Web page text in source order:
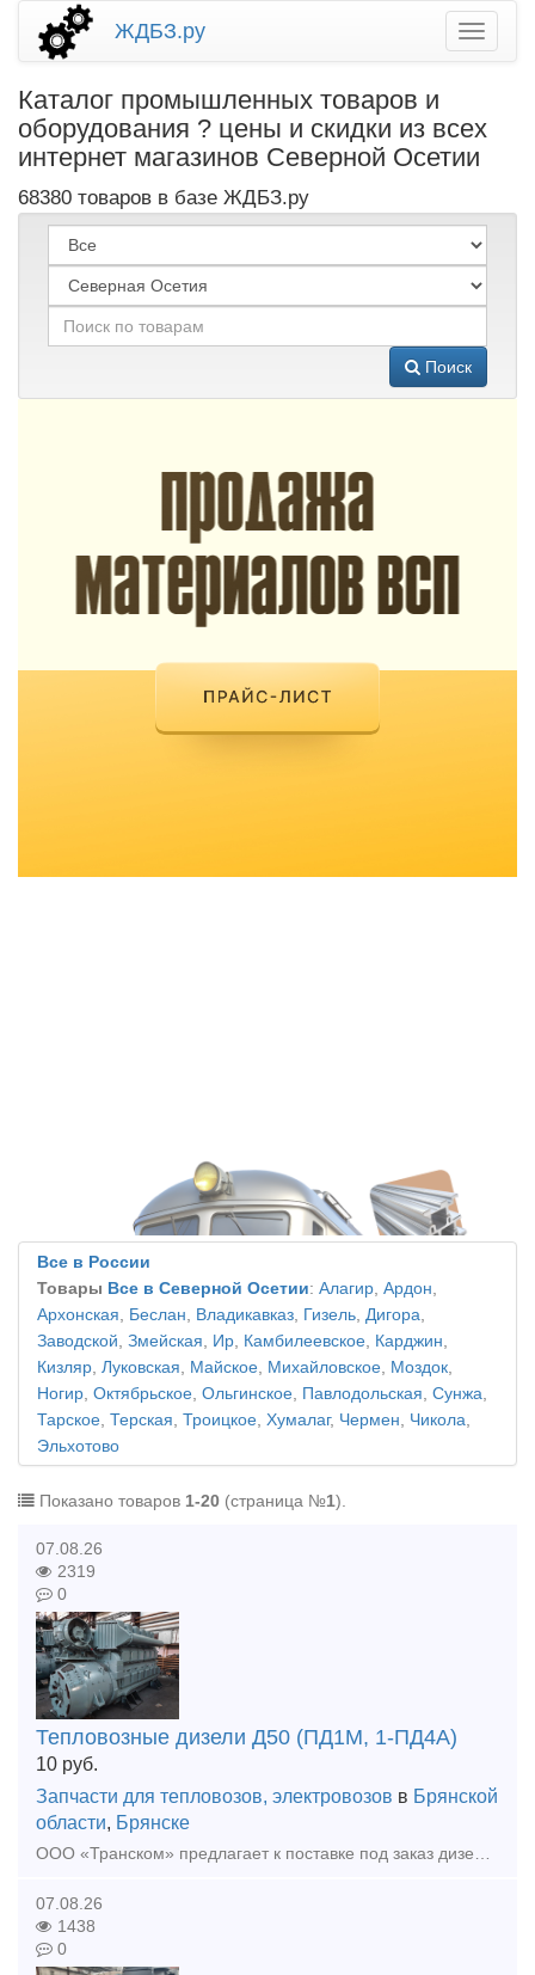
ЖДБЗ.ру
Каталог промышленных товаров и
оборудования ? цены и скидки из всех
интернет магазинов Северной Осетии
68380 товаров в базе ЖДБЗ.ру
Поиск
Все в России
Товары Все в Северной Осетии: Алагир, Ардон,
Архонская, Беслан, Владикавказ, Гизель, Дигора,
Заводской, Змейская, Ир, Камбилеевское, Карджин,
Кизляр, Луковская, Майское, Михайловское, Моздок,
Ногир, Октябрьское, Ольгинское, Павлодольская, Сунжа,
Тарское, Терская, Троицкое, Хумалаг, Чермен, Чикола,
Эльхотово
Показано товаров 1-20 (страница №1).
07.08.26
2319
0
Тепловозные дизели Д50 (ПД1М, 1-ПД4А)
10 руб.
Запчасти для тепловозов, электровозов в Брянской
области, Брянске
ООО «Транском» предлагает к поставке под заказ дизель Д50 (ПД1М) после КР. Ремонт осуществляется предприятием на собственной базе. Гарантия на выполненные работы, полноценное документальное сопровож
07.08.26
1438
0